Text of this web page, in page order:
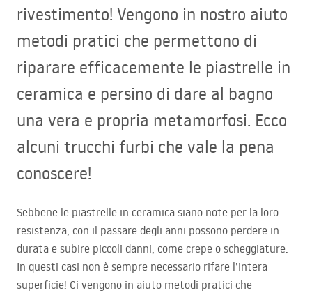
rivestimento! Vengono in nostro aiuto
metodi pratici che permettono di
riparare efficacemente le piastrelle in
ceramica e persino di dare al bagno
una vera e propria metamorfosi. Ecco
alcuni trucchi furbi che vale la pena
conoscere!
Sebbene le piastrelle in ceramica siano note per la loro
resistenza, con il passare degli anni possono perdere in
durata e subire piccoli danni, come crepe o scheggiature.
In questi casi non è sempre necessario rifare l’intera
superficie! Ci vengono in aiuto metodi pratici che